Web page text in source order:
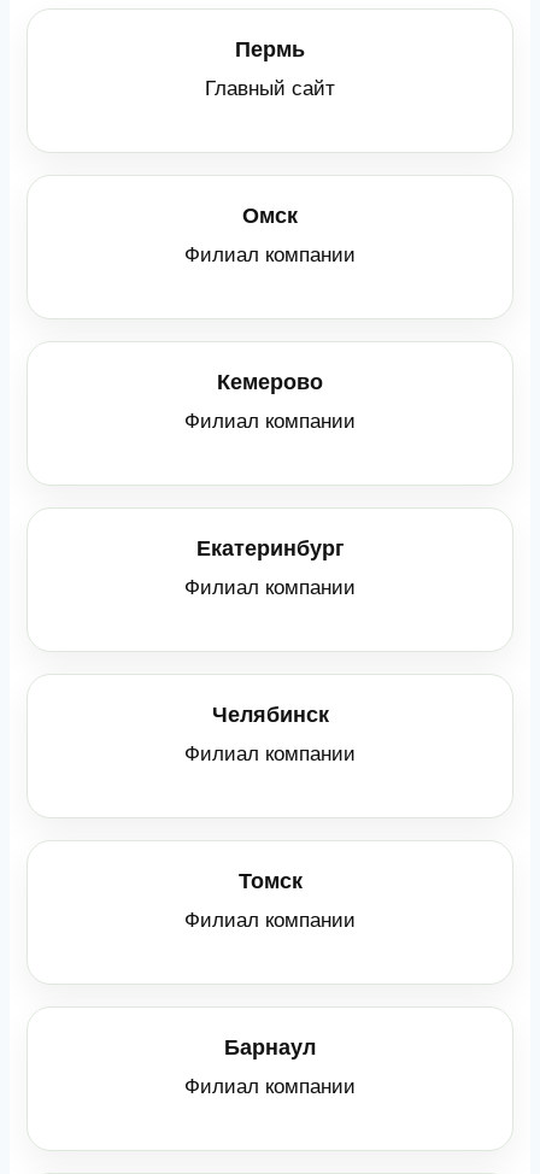
Пермь
Главный сайт
Омск
Филиал компании
Кемерово
Филиал компании
Екатеринбург
Филиал компании
Челябинск
Филиал компании
Томск
Филиал компании
Барнаул
Филиал компании